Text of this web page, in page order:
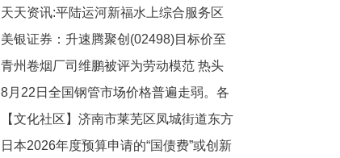
额不少于3700万港元
天天资讯:平陆运河新福水上综合服务区
综合楼顺利封顶
美银证券：升速腾聚创(02498)目标价至
46港元 重申“买入”评级
青州卷烟厂司维鹏被评为劳动模范 热头
条
8月22日全国钢管市场价格普遍走弱。各
品种钢管价格延续弱势运行态势 简讯
【文化社区】济南市莱芜区凤城街道东方
红社区：跃动夏日 活力绽放
日本2026年度预算申请的“国债费”或创新